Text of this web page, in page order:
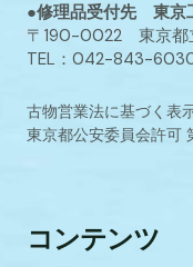
●修理品受付先 東京
〒190-0022 東京都
TEL：042-843-
古物営業法に基づく表
東京都公安委員会許可
コンテンツ